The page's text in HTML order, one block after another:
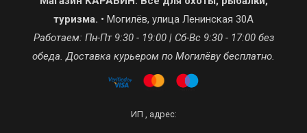
туризма. • Могилёв, улица Ленинская 30А
Работаем: Пн-Пт 9:30 - 19:00 | Сб-Вс 9:30 - 17:00 без
обеда. Доставка курьером по Могилёву бесплатно.
ИП , адрес: